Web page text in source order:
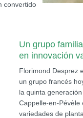
convertido
Un grupo
en innovación
Florimond Desprez
un grupo francés
la quinta
Cappelle-en-Pévèle
variedades de